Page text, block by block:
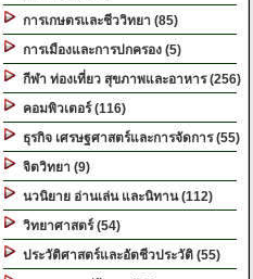
การเกษตรและชีววิทยา (85)
การเมืองและการปกครอง (5)
กีฬา ท่องเที่ยว สุขภาพและอาหาร (256)
คอมพิวเตอร์ (116)
ธุรกิจ เศรษฐศาสตร์และการจัดการ (55)
จิตวิทยา (9)
นวนิยาย อ่านเล่น และนิทาน (112)
วิทยาศาสตร์ (54)
ประวัติศาสตร์และอัตชีวประวัติ (55)